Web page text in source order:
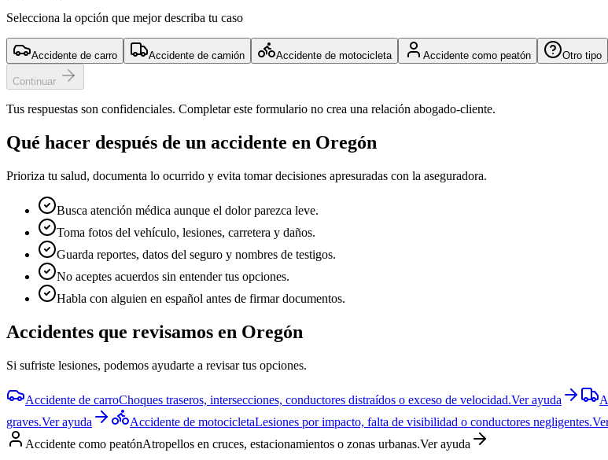
Selecciona la opción que mejor describa tu caso
Accidente de carro Accidente de camión Accidente de motocicleta Accidente como peatón Otro tipo
Continuar
Tus respuestas son confidenciales. Completar este formulario no crea una relación abogado-cliente.
Qué hacer después de un accidente en Oregón
Prioriza tu salud, documenta lo ocurrido y evita tomar decisiones apresuradas con la aseguradora.
Busca atención médica aunque el dolor parezca leve.
Toma fotos del vehículo, lesiones, carretera y daños.
Guarda reportes, datos del seguro y nombres de testigos.
No aceptes acuerdos sin entender tus opciones.
Habla con alguien en español antes de firmar documentos.
Accidentes que revisamos en Oregón
Si sufriste lesiones, podemos ayudarte a revisar tus opciones.
Accidente de carroChoques traseros, intersecciones, conductores distraídos o exceso de velocidad.Ver ayuda
graves.Ver ayuda Accidente de motocicletaLesiones por impacto, falta de visibilidad o conductores negligentes.
Accidente como peatónAtropellos en cruces, estacionamientos o zonas urbanas.Ver ayuda